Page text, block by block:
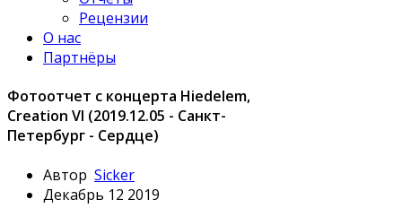
Рецензии
О нас
Партнёры
Фотоотчет с концерта Hiedelem,
Creation VI (2019.12.05 - Санкт-
Петербург - Сердце)
Автор Sicker
Декабрь 12 2019